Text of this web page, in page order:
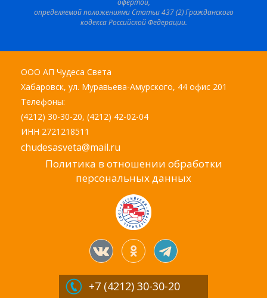
офертой,
определяемой положениями Статьи 437 (2) Гражданского
кодекса Российской Федерации.
ООО АП Чудеса Света
Хабаровск, ул. Муравьева-Амурского, 44 офис 201
Телефоны:
(4212) 30-30-20, (4212) 42-02-04
ИНН 2721218511
chudesasveta@mail.ru
Политика в отношении обработки
персональных данных
+7 (4212) 30-30-20